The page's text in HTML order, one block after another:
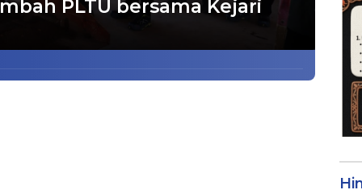
PLTU bersama Kejari